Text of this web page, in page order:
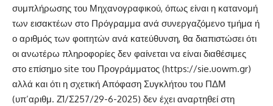
συμπλήρωσης του Μηχανογραφικού, όπως είναι η κατανομή
των εισακτέων στο Πρόγραμμα ανά συνεργαζόμενο τμήμα ή
ο αριθμός των φοιτητών ανά κατεύθυνση, θα διαπιστώσει ότι
οι ανωτέρω πληροφορίες δεν φαίνεται να είναι διαθέσιμες
στο επίσημο site του Προγράμματος (https://sie.uowm.gr)
αλλά και ότι η σχετική Απόφαση Συγκλήτου του ΠΔΜ
(υπ’αριθμ. Ζ1/Σ257/29-6-2025) δεν έχει αναρτηθεί στη